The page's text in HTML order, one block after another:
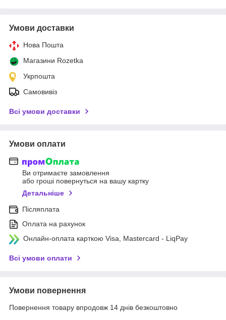
Умови доставки
Нова Пошта
Магазини Rozetka
Укрпошта
Самовивіз
Всі умови доставки
Умови оплати
Ви отримаєте замовлення
або гроші повернуться на вашу картку
Детальніше
Післяплата
Оплата на рахунок
Онлайн-оплата карткою Visa, Mastercard - LiqPay
Всі умови оплати
Умови повернення
Повернення товару впродовж 14 днів безкоштовно